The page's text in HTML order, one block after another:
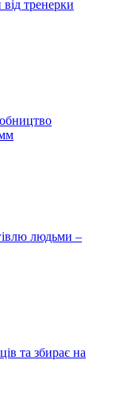
тренерки
людьми –
та збирає на